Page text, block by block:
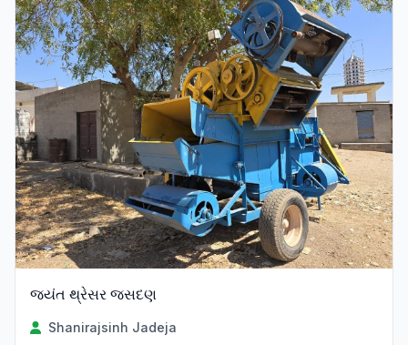
જયંત થ્રેસર જસદણ
Shanirajsinh Jadeja